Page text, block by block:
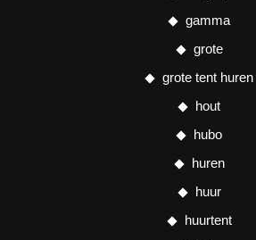
gamma
grote
grote tent huren
hout
hubo
huren
huur
huurtent